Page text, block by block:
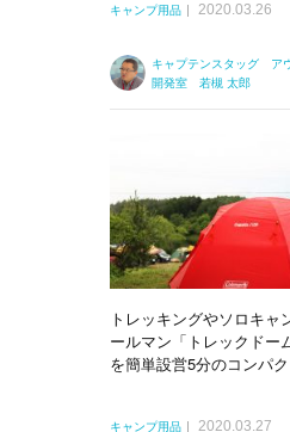
キャンプ用品 2020.03.26
キャプテンスタッグ ア
開発室 若槻 太郎
トレッキングやソロキャ
ールマン「トレックドー
を簡単設営5分のコンパク
キャンプ用品 2020.03.27